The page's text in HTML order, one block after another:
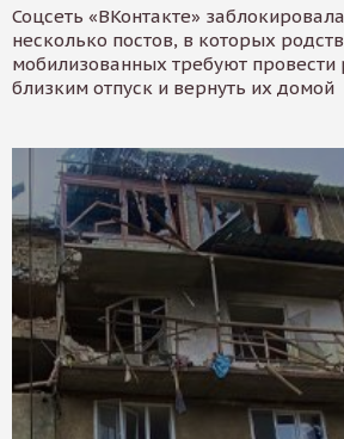
Соцсеть «ВКонтакте»
несколько постов, в которых
мобилизованных требуют провести
близким отпуск и вернуть их домой